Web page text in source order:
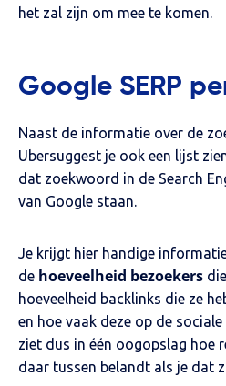
het zal zijn om mee te komen.
Google SERP
Naast de informatie over de
Ubersuggest je ook een lijst
dat zoekwoord in de Search
van Google staan.
Je krijgt hier handige
de hoeveelheid bezoekers
hoeveelheid backlinks die ze
en hoe vaak deze op de
ziet dus in één oogopslag hoe
daar tussen belandt als je dat